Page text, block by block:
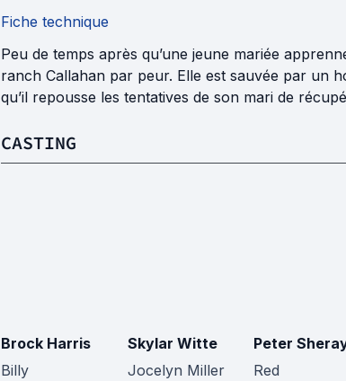
Fiche technique
Peu de temps après qu’une jeune mariée
ranch Callahan par peur. Elle est sauvée par un
qu’il repousse les tentatives de son mari de
CASTING
Brock Harris
Billy
Skylar Witte
Jocelyn Miller
Peter
Red